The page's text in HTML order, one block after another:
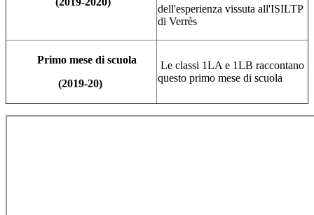
dell'esperienza vissuta all'ISILTP
di Verrès
Primo mese di scuola
(2019-20)
Le classi 1LA e 1LB raccontano
questo primo mese di scuola